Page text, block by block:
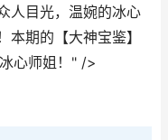
人目光，温婉的冰心
期的【大神宝鉴】
心师姐！" />